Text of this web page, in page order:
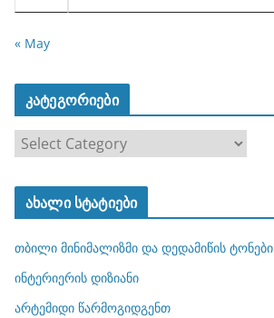
« May
კატეგორიები
ტ
ო
რ
ახალი სტატიები
თბილი მინიმალიზმი და დედამიწის ტონები
ინტერიერის დიზიანი
არტემიდი წარმოგიდგენთ